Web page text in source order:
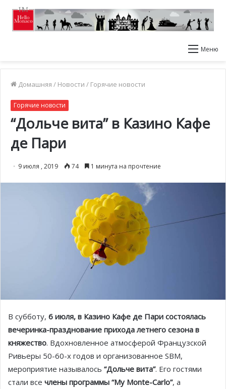
Меню
Домашняя / Новости / Горячие новости
Горячие новости
“Дольче вита” в Казино Кафе
де Пари
9 июля , 2019 74 1 минута на прочтение
В субботу, 6 июля, в Казино Кафе де Пари состоялась
вечеринка-празднование прихода летнего сезона в
княжество. Вдохновленное атмосферой Французской
Ривьеры 50-60-х годов и организованное SBM,
мероприятие называлось “Дольче вита”. Его гостями
стали все члены программы “My Monte-Carlo”, а